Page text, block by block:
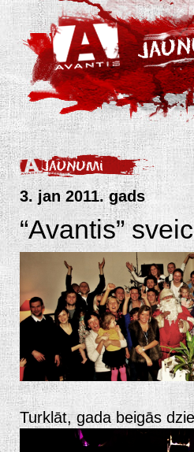
3. jan 2011. gads
“Avantis”
Turklāt, gada beigās